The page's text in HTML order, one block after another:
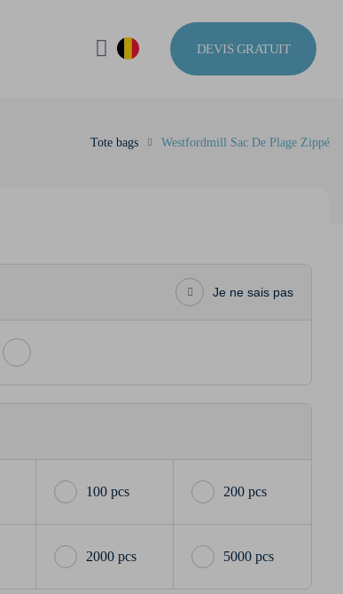
DEVIS GRATUIT
Tote bags Westfordmill Sac De Plage Zippé
Je ne sais pas
100 pcs 200 pcs
2000 pcs 5000 pcs